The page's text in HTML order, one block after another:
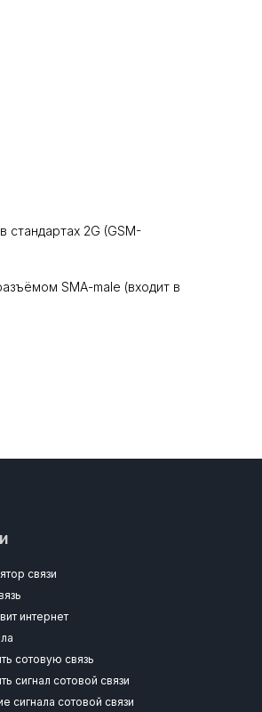
стандартах 2G (GSM-
SMA-male (входит в
связи
интернет
сотовую связь
сигнал сотовой связи
сигнала сотовой связи